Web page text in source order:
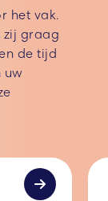
het vak.
zij graag
de tijd
uw